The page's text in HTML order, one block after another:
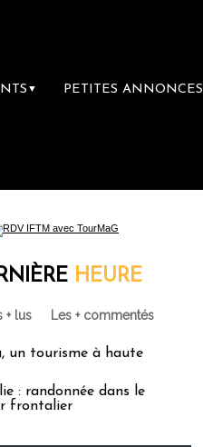
▼ PETITES ANNONCES
du voyage
HEURE
+ lus Les + commentés
un tourisme à haute
: randonnée dans le
frontalier